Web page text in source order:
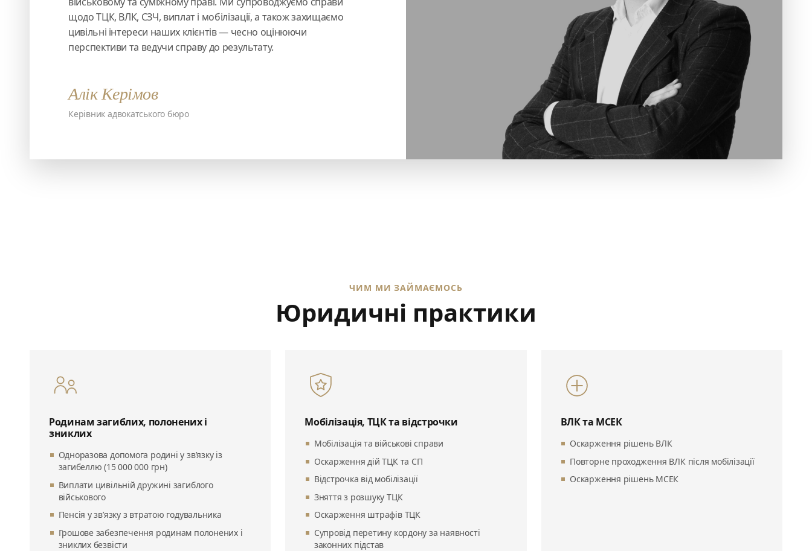
щодо ТЦК, ВЛК, СЗЧ, виплат і мобілізації, а також захищаємо
цивільні інтереси наших клієнтів — чесно оцінюючи
перспективи та ведучи справу до результату.
Алік Керімов
Керівник адвокатського бюро
ЧИМ МИ ЗАЙМАЄМОСЬ
Юридичні практики
Родинам загиблих, полонених і
зниклих
Одноразова допомога родині у зв’язку із
загибеллю (15 000 000 грн)
Виплати цивільній дружині загиблого
військового
Пенсія у зв’язку з втратою годувальника
Грошове забезпечення родинам полонених і
зниклих безвісти
Мобілізація, ТЦК та відстрочки
Мобілізація та військові справи
Оскарження дій ТЦК та СП
Відстрочка від мобілізації
Зняття з розшуку ТЦК
Оскарження штрафів ТЦК
Супровід перетину кордону за наявності
законних підстав
ВЛК та МСЕК
Оскарження рішень ВЛК
Повторне проходження ВЛК після мобілізації
Оскарження рішень МСЕК